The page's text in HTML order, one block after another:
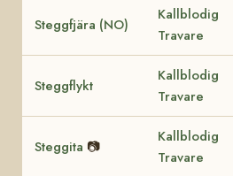
Steggfjära (NO)
Kallblodig
Travare
Steggflykt
Kallblodig
Travare
Steggita 📷
Kallblodig
Travare